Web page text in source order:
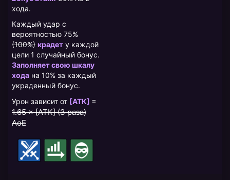
хода.
Каждый удар с
вероятностью 75%
(100%) крадет у каждой
цели 1 случайный бонус.
Заполняет свою шкалу
хода на 10% за каждый
украденный бонус.
Урон зависит от [АТК] =
1.65 × [АТК] (3 раза)
AoE